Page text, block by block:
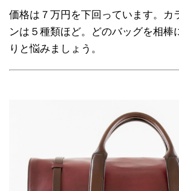
価格は７万円を下回っています。カ
ンは５種類ほど。どのバッグを相棒
りと悩みましょう。